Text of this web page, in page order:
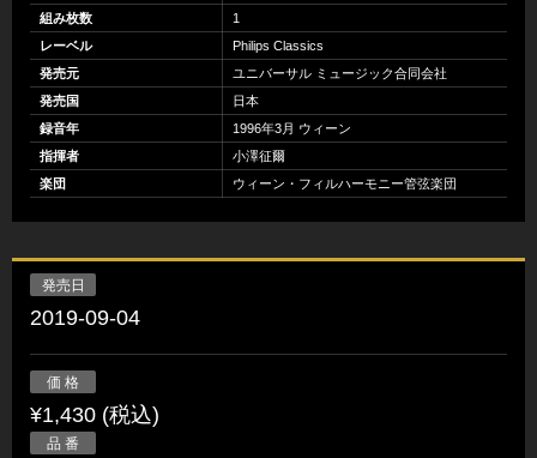
組み枚数
1
レーベル
Philips Classics
発売元
ユニバーサル ミュージック合同会社
発売国
日本
録音年
1996年3月 ウィーン
指揮者
小澤征爾
楽団
ウィーン・フィルハーモニー管弦楽団
発売日
2019-09-04
価 格
¥1,430 (税込)
品 番